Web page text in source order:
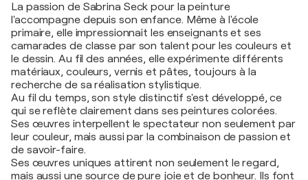
La passion de Sabrina Seck pour la peinture
l'accompagne depuis son enfance. Même à l'école
primaire, elle impressionnait les enseignants et ses
camarades de classe par son talent pour les couleurs et
le dessin. Au fil des années, elle expérimente différents
matériaux, couleurs, vernis et pâtes, toujours à la
recherche de sa réalisation stylistique.
Au fil du temps, son style distinctif s'est développé, ce
qui se reflète clairement dans ses peintures colorées.
Ses œuvres interpellent le spectateur non seulement par
leur couleur, mais aussi par la combinaison de passion et
de savoir-faire.
Ses œuvres uniques attirent non seulement le regard,
mais aussi une source de pure joie et de bonheur. Ils font